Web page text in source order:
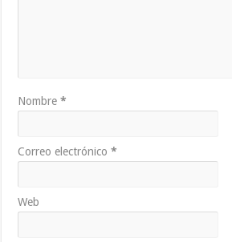
Nombre*
Correo electrónico*
Web